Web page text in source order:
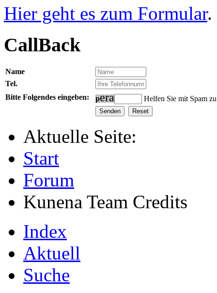
Hier geht es zum Formular.
CallBack
Name
Tel.
Bitte Folgendes eingeben:
pera Helfen Sie mit Spam
Aktuelle Seite:
Start
Forum
Kunena Team Credits
Index
Aktuell
Suche